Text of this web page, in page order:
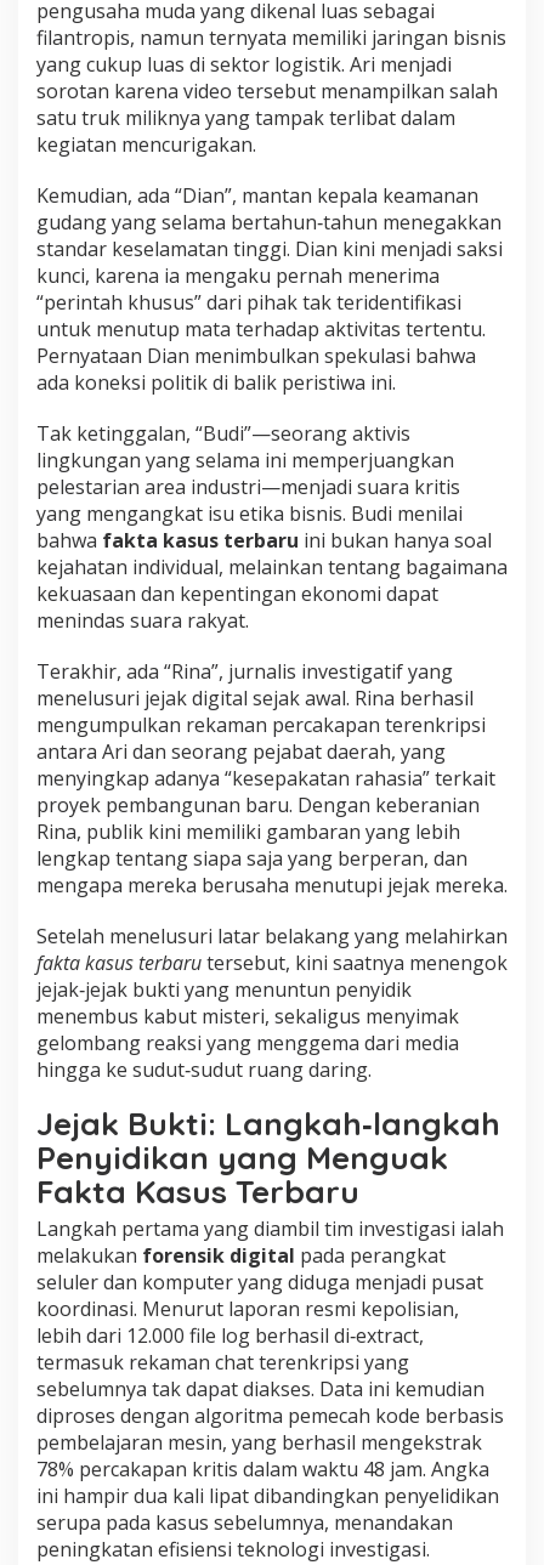
pengusaha muda yang dikenal luas sebagai
filantropis, namun ternyata memiliki jaringan bisnis
yang cukup luas di sektor logistik. Ari menjadi
sorotan karena video tersebut menampilkan salah
satu truk miliknya yang tampak terlibat dalam
kegiatan mencurigakan.
Kemudian, ada “Dian”, mantan kepala keamanan
gudang yang selama bertahun‑tahun menegakkan
standar keselamatan tinggi. Dian kini menjadi saksi
kunci, karena ia mengaku pernah menerima
“perintah khusus” dari pihak tak teridentifikasi
untuk menutup mata terhadap aktivitas tertentu.
Pernyataan Dian menimbulkan spekulasi bahwa
ada koneksi politik di balik peristiwa ini.
Tak ketinggalan, “Budi”—seorang aktivis
lingkungan yang selama ini memperjuangkan
pelestarian area industri—menjadi suara kritis
yang mengangkat isu etika bisnis. Budi menilai
bahwa fakta kasus terbaru ini bukan hanya soal
kejahatan individual, melainkan tentang bagaimana
kekuasaan dan kepentingan ekonomi dapat
menindas suara rakyat.
Terakhir, ada “Rina”, jurnalis investigatif yang
menelusuri jejak digital sejak awal. Rina berhasil
mengumpulkan rekaman percakapan terenkripsi
antara Ari dan seorang pejabat daerah, yang
menyingkap adanya “kesepakatan rahasia” terkait
proyek pembangunan baru. Dengan keberanian
Rina, publik kini memiliki gambaran yang lebih
lengkap tentang siapa saja yang berperan, dan
mengapa mereka berusaha menutupi jejak mereka.
Setelah menelusuri latar belakang yang melahirkan
fakta kasus terbarutersebut, kini saatnya menengok
jejak‑jejak bukti yang menuntun penyidik
menembus kabut misteri, sekaligus menyimak
gelombang reaksi yang menggema dari media
hingga ke sudut‑sudut ruang daring.
Jejak Bukti: Langkah‑langkah
Penyidikan yang Menguak
Fakta Kasus Terbaru
Langkah pertama yang diambil tim investigasi ialah
melakukan forensik digital pada perangkat
seluler dan komputer yang diduga menjadi pusat
koordinasi. Menurut laporan resmi kepolisian,
lebih dari 12.000 file log berhasil di‑extract,
termasuk rekaman chat terenkripsi yang
sebelumnya tak dapat diakses. Data ini kemudian
diproses dengan algoritma pemecah kode berbasis
pembelajaran mesin, yang berhasil mengekstrak
78% percakapan kritis dalam waktu 48 jam. Angka
ini hampir dua kali lipat dibandingkan penyelidikan
serupa pada kasus sebelumnya, menandakan
peningkatan efisiensi teknologi investigasi.